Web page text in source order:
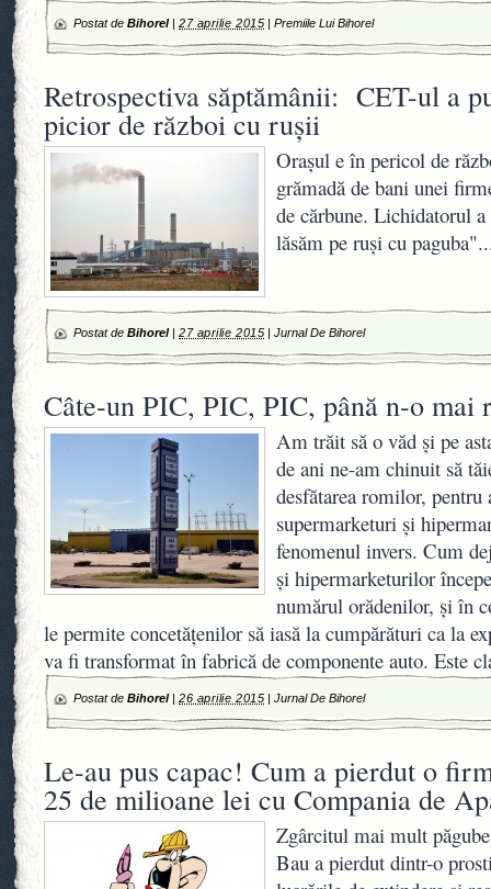
Postat de Bihorel| 27 aprilie 2015 |Premiile Lui Bihorel
Retrospectiva săptămânii: CET-ul a
picior de război cu ruşii
Oraşul e în pericol de
grămadă de bani unei
de cărbune. Lichidatorul
lăsăm pe ruşi cu
Postat de Bihorel| 27 aprilie 2015 |Jurnal De Bihorel
Câte-un PIC, PIC, PIC, până n-o mai
Am trăit să o văd şi pe
de ani ne-am chinuit să
desfătarea romilor,
supermarketuri şi
fenomenul invers. Cum
şi hipermarketurilor
numărul orădenilor, şi în
le permite concetăţenilor să iasă la cumpărături ca la
va fi transformat în fabrică de componente auto. Este
Postat de Bihorel| 26 aprilie 2015 |Jurnal De Bihorel
Le-au pus capac! Cum a pierdut o
25 de milioane lei cu Compania de
Zgârcitul mai mult
Bau a pierdut dintr-o